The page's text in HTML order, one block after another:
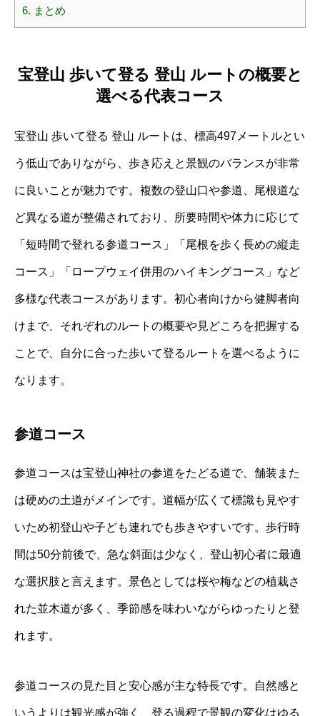
6. まとめ
宝登山 歩いて登る 登山 ルートの概要と
選べる代表コース
宝登山 歩いて登る 登山 ルートは、標高497メートルとい
う低山でありながら、歩き応えと景観のバランスが非常
に良いことが魅力です。複数の登山口や参道、尾根道な
ど異なる道が整備されており、所要時間や体力に応じて
「短時間で登れる参道コース」「尾根を歩く長めの縦走
コース」「ロープウェイ併用のハイキングコース」など
多様な代表コースがあります。初心者向けから健脚者向
けまで、それぞれのルートの概要や見どころを把握する
ことで、自分に合った歩いて登るルートを選べるように
なります。
参道コース
参道コースは宝登山神社の参道をたどる道で、舗装また
は硬めの土道がメインです。道幅が広くて標識も見やす
いため初登山や子ども連れでも歩きやすいです。歩行時
間は50分前後で、急な斜面は少なく、登山初心者に最適
な選択肢と言えます。景色としては桜や梅などの植栽さ
れた並木道が多く、季節感を味わいながらゆったりと登
れます。
参道コースの見た目と安心感が主な特長です。自然感と
いうよりは観光感が強く、登る過程で景観の変化はゆる